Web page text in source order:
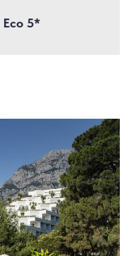
5*